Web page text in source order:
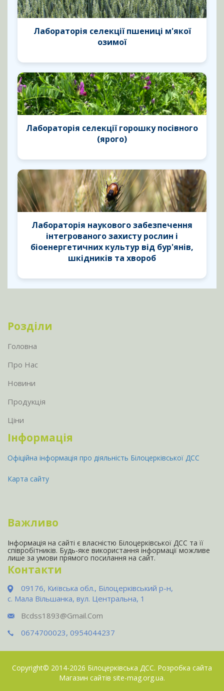
Лабораторія селекції пшениці м'якої
озимої
Лабораторія селекції горошку посівного
(ярого)
Лабораторія наукового забезпечення
інтегрованого захисту рослин і
біоенергетичних культур від бур'янів,
шкідників та хвороб
Розділи
Головна
Про Нас
Новини
Продукція
Ціни
Інформація
Офіційна інформація про діяльність Білоцерківської ДСС
Карта сайту
Важливо
Інформація на сайті є власністю Білоцерківської ДСС та її
співробітників. Будь-яке використання інформації можливе
лише за умови прямого посилання на сайт.
Контакти
09176, Київська обл., Білоцерківський р-н,
с. Мала Вільшанка, вул. Центральна, 1
Bcdss1893@gmail.com
0674700023, 0954044237
Copyright© 2014-2026 Білоцерківська ДСС. Розробка сайта
Магазин сайтів site-mag.org.ua.